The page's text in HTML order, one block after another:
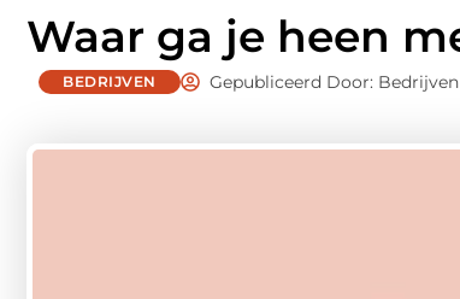
Waar ga je heen
BEDRIJVEN Gepubliceerd Door: